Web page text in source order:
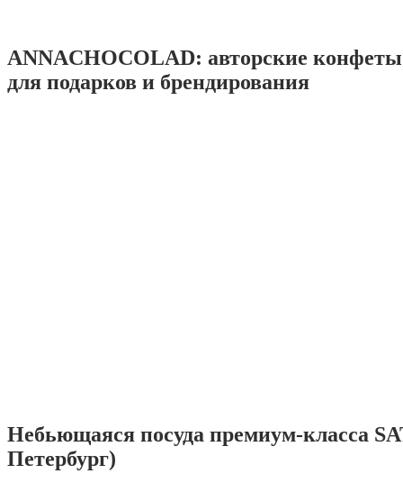
ANNACHOCOLAD: авторские
для подарков и брендирования
Небьющаяся посуда премиум-класса
Петербург)